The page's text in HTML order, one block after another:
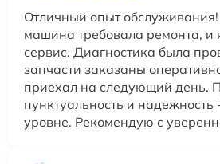
Отличный опыт
машина требовала ремонта, и
сервис. Диагностика была
запчасти заказаны
приехал на следующий день.
пунктуальность и
уровне. Рекомендую с